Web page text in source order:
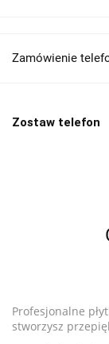
Zamówienie
Zostaw telefon
Profesjonalne
stworzysz